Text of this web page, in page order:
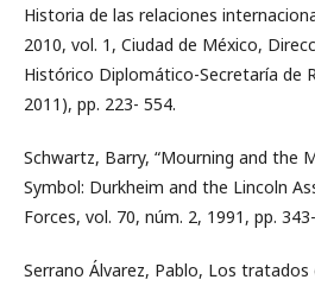
Historia de las relaciones
2010, vol. 1, Ciudad de México,
Histórico Diplomático-Secretaría de
2011), pp. 223- 554.
Schwartz, Barry, “Mourning and the
Symbol: Durkheim and the Lincoln
Forces, vol. 70, núm. 2, 1991, pp.
Serrano Álvarez, Pablo, Los tratados